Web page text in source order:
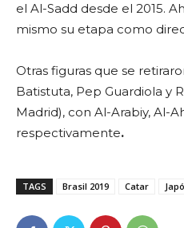
el Al-Sadd desde el 2015.
mismo su etapa como
Otras figuras que se
Batistuta, Pep Guardiola y
Madrid), con Al-Arabiy, Al-
respectivamente.
TAGS Brasil 2019 Catar